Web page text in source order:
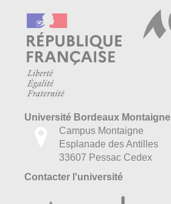
Université Bordeaux Montaigne
Campus Montaigne
Esplanade des Antilles
33607 Pessac Cedex
Contacter l'université